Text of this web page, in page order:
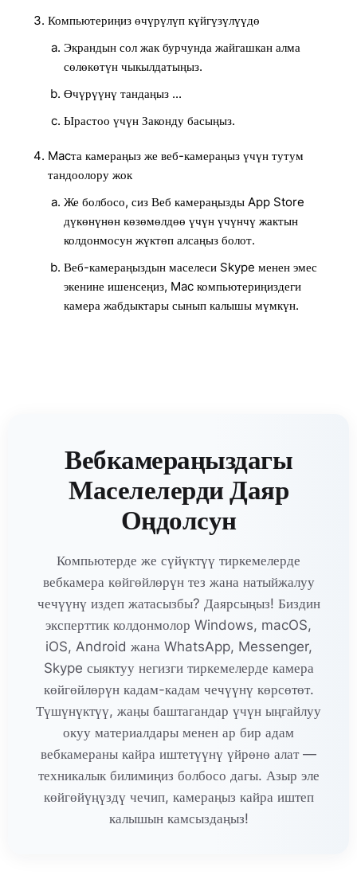
Компьютериңиз өчүрүлүп күйгүзүлүүдө
Экрандын сол жак бурчунда жайгашкан алма
сөлөкөтүн чыкылдатыңыз.
Өчүрүүнү тандаңыз ...
Ырастоо үчүн Законду басыңыз.
Macта камераңыз же веб-камераңыз үчүн тутум
тандоолору жок
Же болбосо, сиз Веб камераңызды App Store
дүкөнүнөн көзөмөлдөө үчүн үчүнчү жактын
колдонмосун жүктөп алсаңыз болот.
Веб-камераңыздын маселеси Skype менен эмес
экенине ишенсеңиз, Mac компьютериңиздеги
камера жабдыктары сынып калышы мүмкүн.
Вебкамераңыздагы
Маселелерди Даяр
Оңдолсун
Компьютерде же сүйүктүү тиркемелерде
вебкамера көйгөйлөрүн тез жана натыйжалуу
чечүүнү издеп жатасызбы? Даярсыңыз! Биздин
эксперттик колдонмолор Windows, macOS,
iOS, Android жана WhatsApp, Messenger,
Skype сыяктуу негизги тиркемелерде камера
көйгөйлөрүн кадам-кадам чечүүнү көрсөтөт.
Түшүнүктүү, жаңы баштагандар үчүн ыңгайлуу
окуу материалдары менен ар бир адам
вебкамераны кайра иштетүүнү үйрөнө алат —
техникалык билимиңиз болбосо дагы. Азыр эле
көйгөйүңүздү чечип, камераңыз кайра иштеп
калышын камсыздаңыз!